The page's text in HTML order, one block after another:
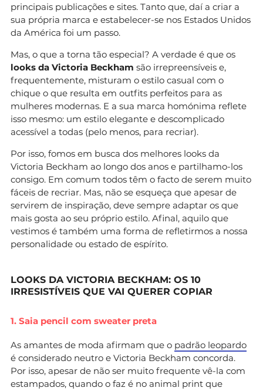
principais publicações e sites. Tanto que, daí a criar a
sua própria marca e estabelecer-se nos Estados Unidos
da América foi um passo.
Mas, o que a torna tão especial? A verdade é que os
looks da Victoria Beckham são irrepreensíveis e,
frequentemente, misturam o estilo casual com o
chique o que resulta em outfits perfeitos para as
mulheres modernas. E a sua marca homónima reflete
isso mesmo: um estilo elegante e descomplicado
acessível a todas (pelo menos, para recriar).
Por isso, fomos em busca dos melhores looks da
Victoria Beckham ao longo dos anos e partilhamo-los
consigo. Em comum todos têm o facto de serem muito
fáceis de recriar. Mas, não se esqueça que apesar de
servirem de inspiração, deve sempre adaptar os que
mais gosta ao seu próprio estilo. Afinal, aquilo que
vestimos é também uma forma de refletirmos a nossa
personalidade ou estado de espírito.
LOOKS DA VICTORIA BECKHAM: OS 10
IRRESISTÍVEIS QUE VAI QUERER COPIAR
1. Saia pencil com sweater preta
As amantes de moda afirmam que o padrão leopardo
é considerado neutro e Victoria Beckham concorda.
Por isso, apesar de não ser muito frequente vê-la com
estampados, quando o faz é no animal print que